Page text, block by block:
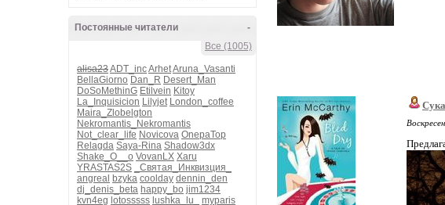
-
Постоянные читатели
Все (1005)
alisa23ADT_incArhetAruna_Vasanti
BellaGiorno Dan_R Desert_Man
DoSoMethinG Etilvein Kitoy
La_Inquisicion Lilyjet London_coffee
Maira_Zlobelgton
Nekromantis_Nekromantis
Not_clear_life Novicova OnepaTop
Relagda Saya-Rina Shadow3dx
Shake_O__o VovanLX Xaru
YRASTAS2S
_Святая_Инквизция_
angreal bzyka coolday dennin_den
dj_denis_beta happy_bo jim1234
kvn4eg lotosssss lushka_lu_
myparis